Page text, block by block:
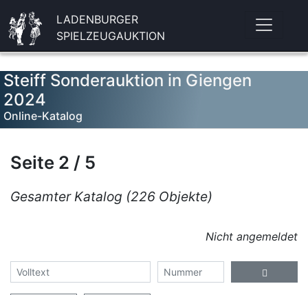
LADENBURGER
SPIELZEUGAUKTION
Steiff Sonderauktion in Giengen
2024
Online-Katalog
Seite 2 / 5
Gesamter Katalog (226 Objekte)
Nicht angemeldet